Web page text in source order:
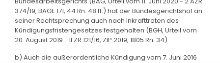
374/19, BAGE 171, 44 Rn. 48 ff.) hat der Bundesgerichtshof an
seiner Rechtsprechung auch nach Inkrafttreten des
Kündigungsfristengesetzes festgehalten (BGH, Urteil vom
20. August 2019 - II ZR 121/16, ZIP 2019, 1805 Rn. 34).
b) Auch die außerordentliche Kündigung vom 7. Juni 2016